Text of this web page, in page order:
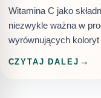
Witamina C jako
niezwykle ważna w
wyrównujących
CZYTAJ DALEJ